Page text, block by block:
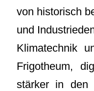
von historisch
und
Klimatechnik
Frigotheum,
stärker in den